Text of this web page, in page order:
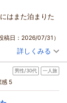
信日：2026/08/05）
だき、誠にあり
いただきました
ナーなど、館内
く拝読いたしま
足いただける
も大きな励みと
はまた泊まりた
稿日：2026/07/31）
き】ロイヤルホスト
ル
詳しくみる
男性/30代 一人旅
感 5